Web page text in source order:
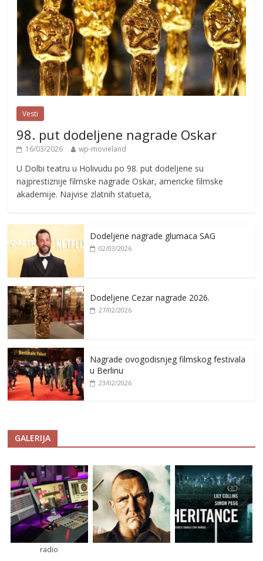
Vesti
98. put dodeljene nagrade Oskar
16/03/2026 wp-movieland
U Dolbi teatru u Holivudu po 98. put dodeljene su
najprestiznije filmske nagrade Oskar, americke filmske
akademije. Najvise zlatnih statueta,
Dodeljene nagrade glumaca SAG
02/03/2026
Dodeljene Cezar nagrade 2026.
27/02/2026
Nagrade ovogodisnjeg filmskog festivala
u Berlinu
23/02/2026
GALERIJA
radio